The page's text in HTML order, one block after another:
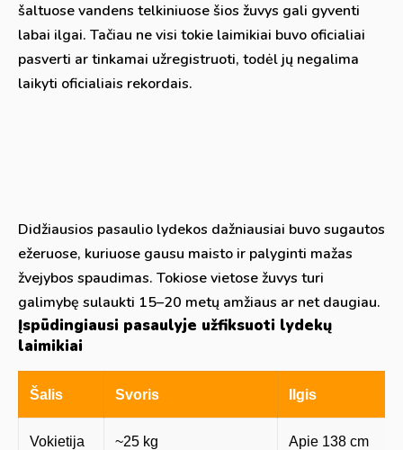
šaltuose vandens telkiniuose šios žuvys gali gyventi
labai ilgai. Tačiau ne visi tokie laimikiai buvo oficialiai
pasverti ar tinkamai užregistruoti, todėl jų negalima
laikyti oficialiais rekordais.
Didžiausios pasaulio lydekos dažniausiai buvo sugautos
ežeruose, kuriuose gausu maisto ir palyginti mažas
žvejybos spaudimas. Tokiose vietose žuvys turi
galimybę sulaukti 15–20 metų amžiaus ar net daugiau.
Įspūdingiausi pasaulyje užfiksuoti lydekų
laimikiai
Šalis Svoris Ilgis
Vokietija ~25 kg Apie 138 cm